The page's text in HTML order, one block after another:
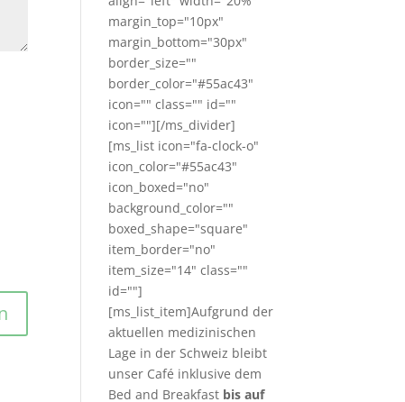
margin_top="10px"
margin_bottom="30px"
border_size=""
border_color="#55ac43"
icon="" class="" id=""
icon=""][/ms_divider]
[ms_list icon="fa-clock-o"
icon_color="#55ac43"
icon_boxed="no"
background_color=""
boxed_shape="square"
item_border="no"
item_size="14" class=""
id=""]
[ms_list_item]Aufgrund der
aktuellen medizinischen
Lage in der Schweiz bleibt
unser Café inklusive dem
Bed and Breakfast bis auf